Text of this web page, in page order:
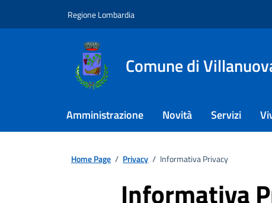
Regione Lombardia
Comune di
Amministrazione Novità Servizi
Home Page / Privacy / Informativa Privacy
Informativa